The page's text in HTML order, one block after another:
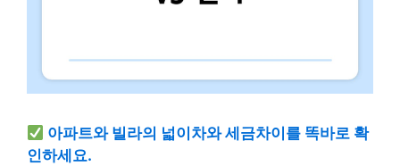
아파트와 빌라의 넓이차와 세금차이를 똑바로 확
인하세요.